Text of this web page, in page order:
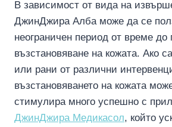
В зависимост от вида на
ДжинДжира Алба може да се
неограничен период от време до
възстановяване на кожата. Ако
или рани от различни
възстановяването на кожата
стимулира много успешно с
ДжинДжира Медикасол, който